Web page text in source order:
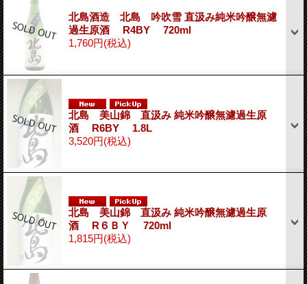
北島酒造 北島 吟吹雪 直汲み純米吟醸無濾
過生原酒 R4BY 720ml
1,760円(税込)
北島 美山錦 直汲み 純米吟醸無濾過生原
酒 R6BY 1.8L
3,520円(税込)
北島 美山錦 直汲み 純米吟醸無濾過生原
酒 R６ＢＹ 720ml
1,815円(税込)